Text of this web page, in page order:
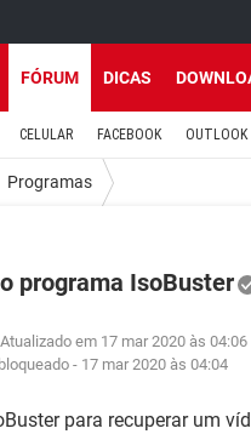
FÓRUM DICAS
CELULAR FACEBOOK OUTLOOK
Programas
programa IsoBuster
em 17 mar 2020 às 04:06
- 17 mar 2020 às 04:04
para recuperar um